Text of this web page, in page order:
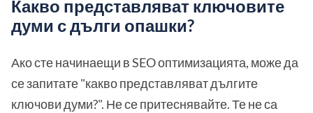
Какво представляват ключовите
думи с дълги опашки?
Ако сте начинаещи в SEO оптимизацията, може да
се запитате "какво представляват дългите
ключови думи?". Не се притеснявайте. Те не са